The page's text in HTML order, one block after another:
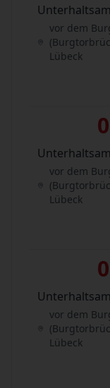
vor dem
Lübeck
vor dem
Lübeck
vor dem
Lübeck